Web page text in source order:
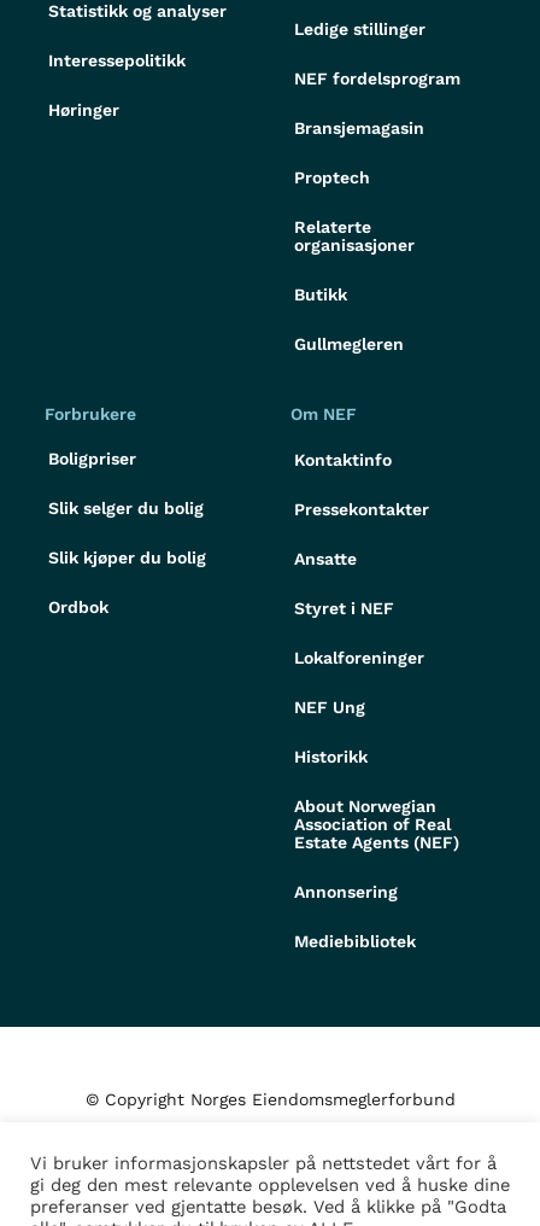
Statistikk og analyser
Interessepolitikk
Høringer
Ledige stillinger
NEF fordelsprogram
Bransjemagasin
Proptech
Relaterte
organisasjoner
Butikk
Gullmegleren
Forbrukere
Boligpriser
Slik selger du bolig
Slik kjøper du bolig
Ordbok
Om NEF
Kontaktinfo
Pressekontakter
Ansatte
Styret i NEF
Lokalforeninger
NEF Ung
Historikk
About Norwegian
Association of Real
Estate Agents (NEF)
Annonsering
Mediebibliotek
© Copyright Norges Eiendomsmeglerforbund
Personvern og cookies
Vi bruker informasjonskapsler på nettstedet vårt for å
gi deg den mest relevante opplevelsen ved å huske dine
preferanser ved gjentatte besøk. Ved å klikke på "Godta